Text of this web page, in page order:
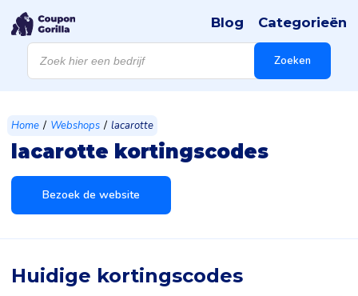
Producten
zoeken Zoeken
Blog Categorieën
Home / Webshops / lacarotte
lacarotte kortingscodes
Bezoek de website
Huidige kortingscodes